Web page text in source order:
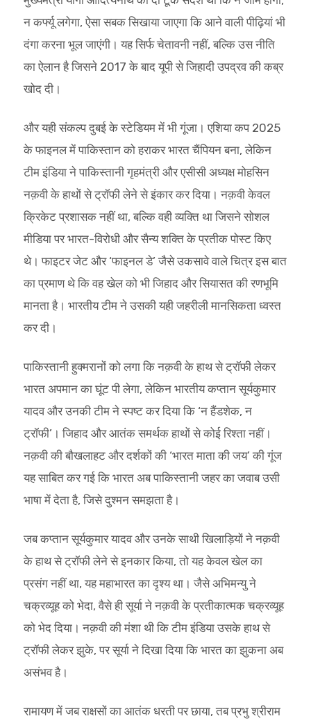
न कर्फ्यू लगेगा, ऐसा सबक सिखाया जाएगा कि आने वाली पीढ़ियां भी
दंगा करना भूल जाएंगी। यह सिर्फ चेतावनी नहीं, बल्कि उस नीति
का ऐलान है जिसने 2017 के बाद यूपी से जिहादी उपद्रव की कब्र
खोद दी।
और यही संकल्प दुबई के स्टेडियम में भी गूंजा। एशिया कप 2025
के फाइनल में पाकिस्तान को हराकर भारत चैंपियन बना, लेकिन
टीम इंडिया ने पाकिस्तानी गृहमंत्री और एसीसी अध्यक्ष मोहसिन
नक़वी के हाथों से ट्रॉफी लेने से इंकार कर दिया। नक़वी केवल
क्रिकेट प्रशासक नहीं था, बल्कि वही व्यक्ति था जिसने सोशल
मीडिया पर भारत-विरोधी और सैन्य शक्ति के प्रतीक पोस्ट किए
थे। फाइटर जेट और ‘फाइनल डे’ जैसे उकसावे वाले चित्र इस बात
का प्रमाण थे कि वह खेल को भी जिहाद और सियासत की रणभूमि
मानता है। भारतीय टीम ने उसकी यही जहरीली मानसिकता ध्वस्त
कर दी।
पाकिस्तानी हुक्मरानों को लगा कि नक़वी के हाथ से ट्रॉफी लेकर
भारत अपमान का घूंट पी लेगा, लेकिन भारतीय कप्तान सूर्यकुमार
यादव और उनकी टीम ने स्पष्ट कर दिया कि ‘न हैंडशेक, न
ट्रॉफी’। जिहाद और आतंक समर्थक हाथों से कोई रिश्ता नहीं।
नक़वी की बौखलाहट और दर्शकों की ‘भारत माता की जय’ की गूंज
यह साबित कर गई कि भारत अब पाकिस्तानी जहर का जवाब उसी
भाषा में देता है, जिसे दुश्मन समझता है।
जब कप्तान सूर्यकुमार यादव और उनके साथी खिलाड़ियों ने नक़वी
के हाथ से ट्रॉफी लेने से इनकार किया, तो यह केवल खेल का
प्रसंग नहीं था, यह महाभारत का दृश्य था। जैसे अभिमन्यु ने
चक्रव्यूह को भेदा, वैसे ही सूर्या ने नक़वी के प्रतीकात्मक चक्रव्यूह
को भेद दिया। नक़वी की मंशा थी कि टीम इंडिया उसके हाथ से
ट्रॉफी लेकर झुके, पर सूर्या ने दिखा दिया कि भारत का झुकना अब
असंभव है।
रामायण में जब राक्षसों का आतंक धरती पर छाया, तब प्रभु श्रीराम